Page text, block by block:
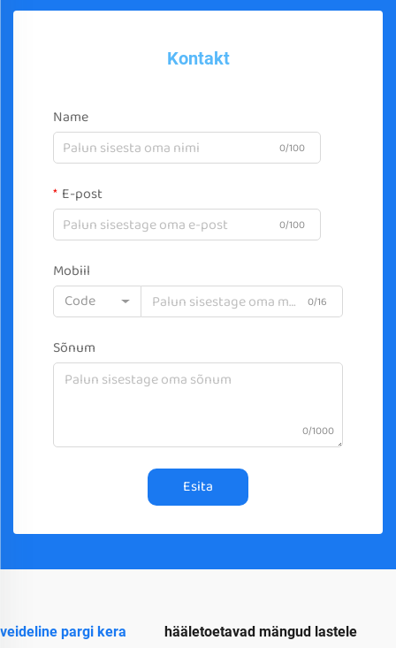
Kontakt
Name
0/100
E-post
0/100
Mobiil
Code
0/16
Sõnum
0/1000
Esita
veideline pargi kera hääletoetavad mängud lastele